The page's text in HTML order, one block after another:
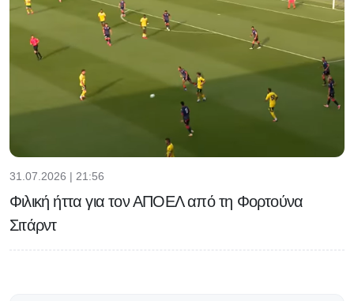
31.07.2026 | 21:56
Φιλική ήττα για τον ΑΠΟΕΛ από τη Φορτούνα
Σιτάρντ